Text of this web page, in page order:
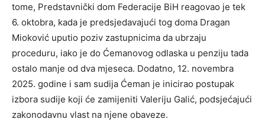
tome, Predstavnički dom Federacije BiH reagovao je tek
6. oktobra, kada je predsjedavajući tog doma Dragan
Mioković uputio poziv zastupnicima da ubrzaju
proceduru, iako je do Ćemanovog odlaska u penziju tada
ostalo manje od dva mjeseca. Dodatno, 12. novembra
2025. godine i sam sudija Ćeman je inicirao postupak
izbora sudije koji će zamijeniti Valeriju Galić, podsjećajući
zakonodavnu vlast na njene obaveze.